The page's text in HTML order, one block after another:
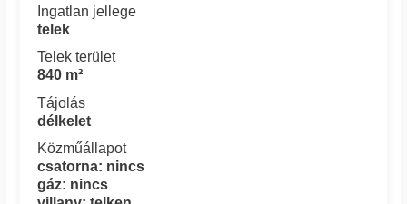
Ingatlan jellege
telek
Telek terület
840 m²
Tájolás
délkelet
Közműállapot
csatorna: nincs
gáz: nincs